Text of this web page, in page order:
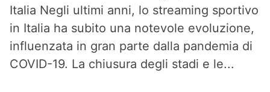
Italia Negli ultimi anni, lo streaming sportivo
in Italia ha subito una notevole evoluzione,
influenzata in gran parte dalla pandemia di
COVID-19. La chiusura degli stadi e le...